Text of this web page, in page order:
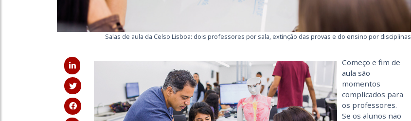
Salas de aula da Celso Lisboa: dois professores por sala, extinção das provas e do ensino por disciplinas
Começo e fim de
aula são
momentos
complicados para
os professores.
Se os alunos não